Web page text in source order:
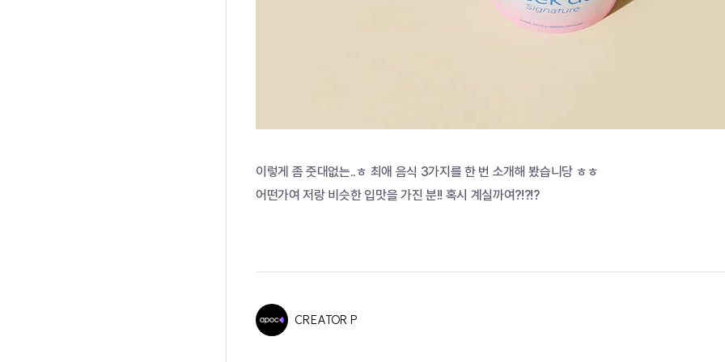
이렇게 좀 줏대없는..ㅎ 최애 음식 3가지를 한 번 소개해 봤습니당 ㅎㅎ
어떤가여 저랑 비슷한 입맛을 가진 분!! 혹시 계실까여?!?!?
CREATOR P